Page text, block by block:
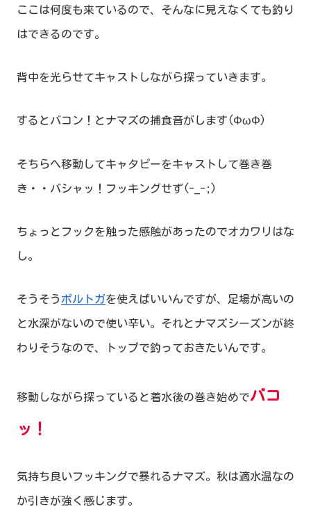
ここは何度も来ているので、そんなに見えなくても釣り
はできるのです。
背中を光らせてキャストしながら探っていきます。
するとバコン！とナマズの捕食音がします(ΦωΦ)
そちらへ移動してキャタピーをキャストして巻き巻
き・・バシャッ！フッキングせず(-_-;)
ちょっとフックを触った感触があったのでオカワリはな
し。
そうそう ポルトガを使えばいいんですが、足場が高いの
と水深がないので使い辛い。それとナマズシーズンが終
わりそうなので、トップで釣っておきたいんです。
移動しながら探っていると着水後の巻き始めでバコ
ッ！
気持ち良いフッキングで暴れるナマズ。秋は適水温なの
か引きが強く感じます。